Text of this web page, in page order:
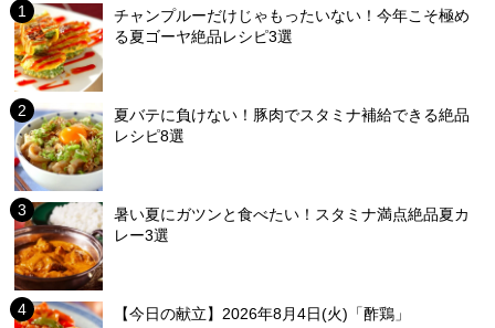
チャンプルーだけじゃもったいない！今年こそ極め
る夏ゴーヤ絶品レシピ3選
夏バテに負けない！豚肉でスタミナ補給できる絶品
レシピ8選
暑い夏にガツンと食べたい！スタミナ満点絶品夏カ
レー3選
【今日の献立】2026年8月4日(火)「酢鶏」